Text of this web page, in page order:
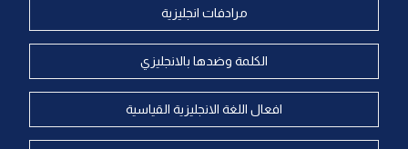
مرادفات انجليزية
الكلمة وضدها بالانجليزي
افعال اللغة الانجليزية القياسية